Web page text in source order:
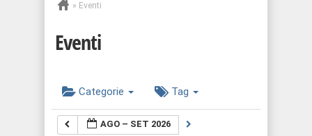
» Eventi
Eventi
Categorie Tag
AGO – SET 2026